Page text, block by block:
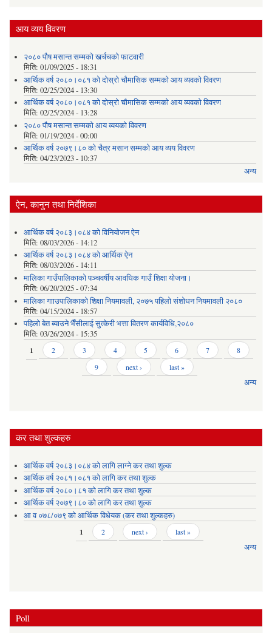
आय व्यय विवरण
२०८० पौष मसान्त सम्मको खर्चचको फाटवारी
मिति: 01/09/2025 - 18:31
आर्थिक वर्ष २०८०।०८१ को दोस्रो चौमासिक सम्मको आय व्यवको विवरण
मिति: 02/25/2024 - 13:30
आर्थिक वर्ष २०८०।०८१ को दोस्रो चौमासिक सम्मको आय व्यवको विवरण
मिति: 02/25/2024 - 13:28
२०८० पौष मसान्त सम्मको आय व्ययको विवरण
मिति: 01/19/2024 - 00:00
आर्थिक वर्ष २०७९।८० को चैत्र मसान सम्मको आय व्यय विवरण
मिति: 04/23/2023 - 10:37
अन्य
ऐन, कानुन तथा निर्देशिका
आर्थिक वर्ष २०८३।०८४ को विनियोजन ऐन
मिति: 08/03/2026 - 14:12
आर्थिक वर्ष २०८३।०८४ को आर्थिक ऐन
मिति: 08/03/2026 - 14:11
मालिका गाउँपालिकाको पञ्चवर्षीय आवधिक गाउँ शिक्षा योजना।
मिति: 06/20/2025 - 07:34
मालिका गााउपालिकाको शिक्षा नियमावली, २०७५ पहिलो संशोधन नियमावली २०८०
मिति: 04/15/2024 - 18:57
पहिलो बेत ब्याउने भैँसीलाई सुत्केरी भत्ता वितरण कार्यविधि,२०८०
मिति: 03/26/2024 - 15:35
Pages
1 2 3 4 5 6 7
8
9
next › last »
अन्य
कर तथा शुल्कहरु
आर्थिक वर्ष २०८३।०८४ को लागि लाग्ने कर तथा शुल्क
आर्थिक वर्ष २०८१।०८१ को लागि कर तथा शुल्क
आर्थिक वर्ष २०८०।८१ को लागि कर तथा शुल्क
आर्थिक वर्ष २०७९।८० को लागि कर तथा शुल्क
आ व ०७८/०७९ को आर्थिक विधेयक (कर तथा शुल्कहरु)
1 2 next › last »
अन्य
Poll